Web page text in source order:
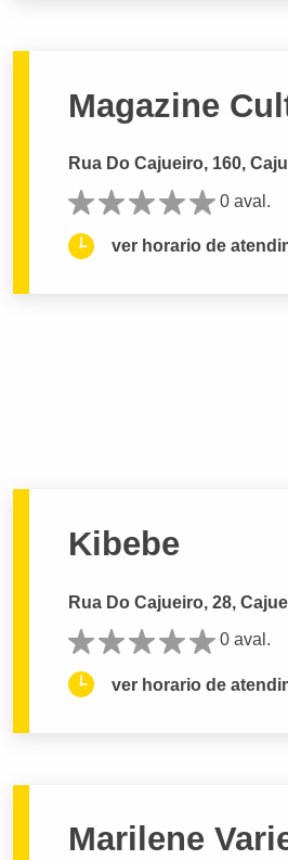
Magazine
Rua Do Cajueiro, 160,
0 aval.
ver horario de
Kibebe
Rua Do Cajueiro, 28,
0 aval.
ver horario de
Marilene